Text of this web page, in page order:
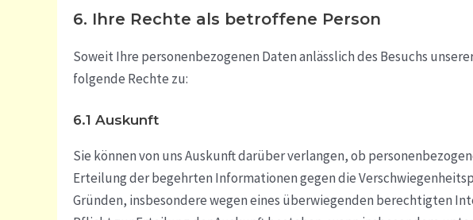
6. Ihre Rechte als betroffene Person
Soweit Ihre personenbezogenen Daten anlässlich des Besuchs
folgende Rechte zu:
6.1 Auskunft
Sie können von uns Auskunft darüber verlangen, ob
Erteilung der begehrten Informationen gegen die
Gründen, insbesondere wegen eines überwiegenden berechtigten